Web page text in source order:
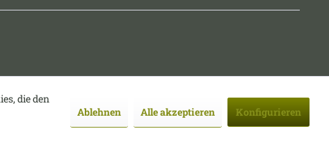
die den
Ablehnen Alle akzeptieren Konfigurieren